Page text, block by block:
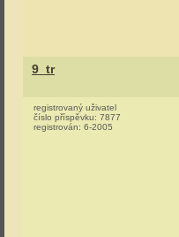
9_tr
registrovaný uživatel
číslo příspěvku: 7877
registrován: 6-2005